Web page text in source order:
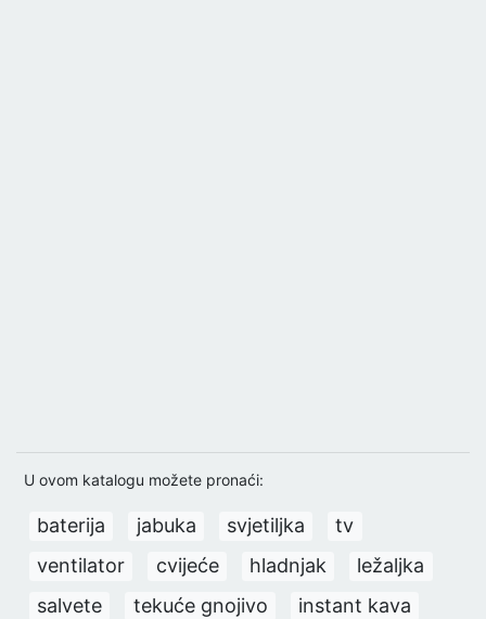
U ovom katalogu možete pronaći:
baterija jabuka svjetiljka
tv
ventilator
cvijeće hladnjak
ležaljka
salvete
tekuće gnojivo
instant kava